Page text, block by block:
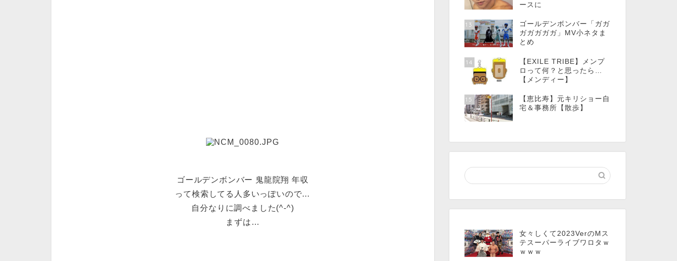
ゴールデンボンバー 鬼龍院翔 年収
って検索してる人多いっぽいので…
自分なりに調べました(^-^)
まずは…
ースに
13
ゴールデンボンバー「ガガ
ガガガガガ」MV小ネタま
とめ
14
【EXILE TRIBE】メンプ
ロって何？と思ったら…
【メンディー】
15
【恵比寿】元キリショー自
宅＆事務所【散歩】
女々しくて2023VerのMス
テスーパーライブワロタｗ
ｗｗｗ